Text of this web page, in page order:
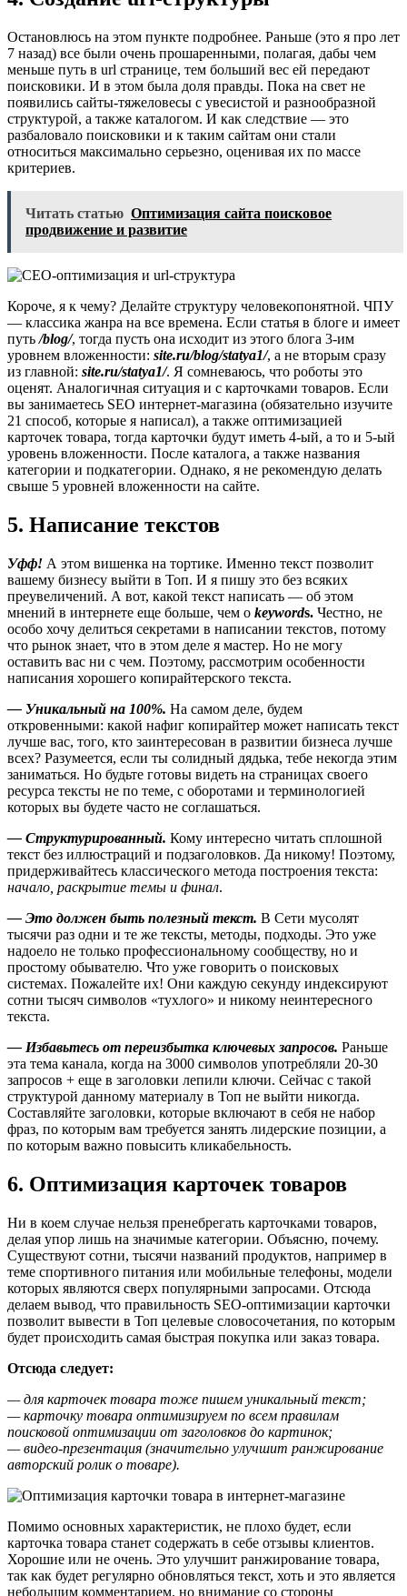
Остановлюсь на этом пункте подробнее. Раньше (это я про лет
7 назад) все были очень прошаренными, полагая, дабы чем
меньше путь в url странице, тем больший вес ей передают
поисковики. И в этом была доля правды. Пока на свет не
появились сайты-тяжеловесы с увесистой и разнообразной
структурой, а также каталогом. И как следствие — это
разбаловало поисковики и к таким сайтам они стали
относиться максимально серьезно, оценивая их по массе
критериев.
Читать статью Оптимизация сайта поисковое
продвижение и развитие
Короче, я к чему? Делайте структуру человекопонятной. ЧПУ
— классика жанра на все времена. Если статья в блоге и имеет
путь/blog/, тогда пусть она исходит из этого блога 3-им
уровнем вложенности: site.ru/blog/statya1/, а не вторым сразу
из главной: site.ru/statya1/. Я сомневаюсь, что роботы это
оценят. Аналогичная ситуация и с карточками товаров. Если
вы занимаетесь SEO интернет-магазина (обязательно изучите
21 способ, которые я написал), а также оптимизацией
карточек товара, тогда карточки будут иметь 4-ый, а то и 5-ый
уровень вложенности. После каталога, а также названия
категории и подкатегории. Однако, я не рекомендую делать
свыше 5 уровней вложенности на сайте.
5. Написание текстов
Уфф! А этом вишенка на тортике. Именно текст позволит
вашему бизнесу выйти в Топ. И я пишу это без всяких
преувеличений. А вот, какой текст написать — об этом
мнений в интернете еще больше, чем о keywords. Честно, не
особо хочу делиться секретами в написании текстов, потому
что рынок знает, что в этом деле я мастер. Но не могу
оставить вас ни с чем. Поэтому, рассмотрим особенности
написания хорошего копирайтерского текста.
— Уникальный на 100%. На самом деле, будем
откровенными: какой нафиг копирайтер может написать текст
лучше вас, того, кто заинтересован в развитии бизнеса лучше
всех? Разумеется, если ты солидный дядька, тебе некогда этим
заниматься. Но будьте готовы видеть на страницах своего
ресурса тексты не по теме, с оборотами и терминологией
которых вы будете часто не соглашаться.
— Структурированный. Кому интересно читать сплошной
текст без иллюстраций и подзаголовков. Да никому! Поэтому,
придерживайтесь классического метода построения текста:
начало, раскрытие темы и финал.
— Это должен быть полезный текст. В Сети мусолят
тысячи раз одни и те же тексты, методы, подходы. Это уже
надоело не только профессиональному сообществу, но и
простому обывателю. Что уже говорить о поисковых
системах. Пожалейте их! Они каждую секунду индексируют
сотни тысяч символов «тухлого» и никому неинтересного
текста.
— Избавьтесь от переизбытка ключевых запросов. Раньше
эта тема канала, когда на 3000 символов употребляли 20-30
запросов + еще в заголовки лепили ключи. Сейчас с такой
структурой данному материалу в Топ не выйти никогда.
Составляйте заголовки, которые включают в себя не набор
фраз, по которым вам требуется занять лидерские позиции, а
по которым важно повысить кликабельность.
6. Оптимизация карточек товаров
Ни в коем случае нельзя пренебрегать карточками товаров,
делая упор лишь на значимые категории. Объясню, почему.
Существуют сотни, тысячи названий продуктов, например в
теме спортивного питания или мобильные телефоны, модели
которых являются сверх популярными запросами. Отсюда
делаем вывод, что правильность SEO-оптимизации карточки
позволит вывести в Топ целевые словосочетания, по которым
будет происходить самая быстрая покупка или заказ товара.
Отсюда следует:
— для карточек товара тоже пишем уникальный текст;
— карточку товара оптимизируем по всем правилам
поисковой оптимизации от заголовков до картинок;
— видео-презентация (значительно улучшит ранжирование
авторский ролик о товаре).
Помимо основных характеристик, не плохо будет, если
карточка товара станет содержать в себе отзывы клиентов.
Хорошие или не очень. Это улучшит ранжирование товара,
так как будет регулярно обновляться текст, хоть и это является
небольшим комментарием, но внимание со стороны